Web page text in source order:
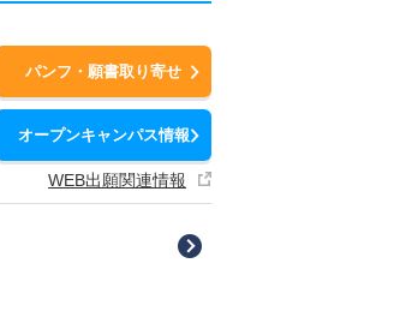
パンフ・願書取り寄せ
オープンキャンパス情報
WEB出願関連情報